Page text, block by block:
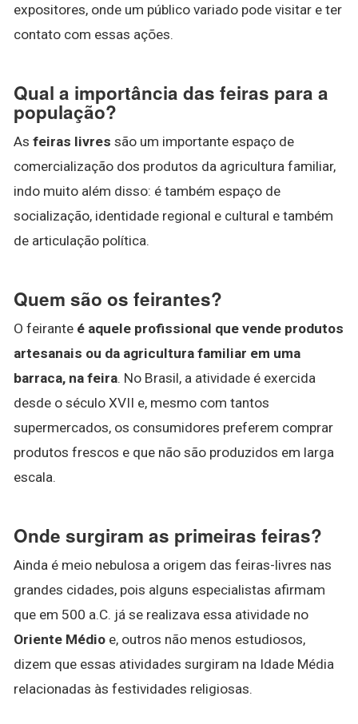
expositores, onde um público variado pode visitar e ter
contato com essas ações.
Qual a importância das feiras para a
população?
As feiras livres são um importante espaço de
comercialização dos produtos da agricultura familiar,
indo muito além disso: é também espaço de
socialização, identidade regional e cultural e também
de articulação política.
Quem são os feirantes?
O feirante é aquele profissional que vende produtos
artesanais ou da agricultura familiar em uma
barraca, na feira. No Brasil, a atividade é exercida
desde o século XVII e, mesmo com tantos
supermercados, os consumidores preferem comprar
produtos frescos e que não são produzidos em larga
escala.
Onde surgiram as primeiras feiras?
Ainda é meio nebulosa a origem das feiras-livres nas
grandes cidades, pois alguns especialistas afirmam
que em 500 a.C. já se realizava essa atividade no
Oriente Médio e, outros não menos estudiosos,
dizem que essas atividades surgiram na Idade Média
relacionadas às festividades religiosas.